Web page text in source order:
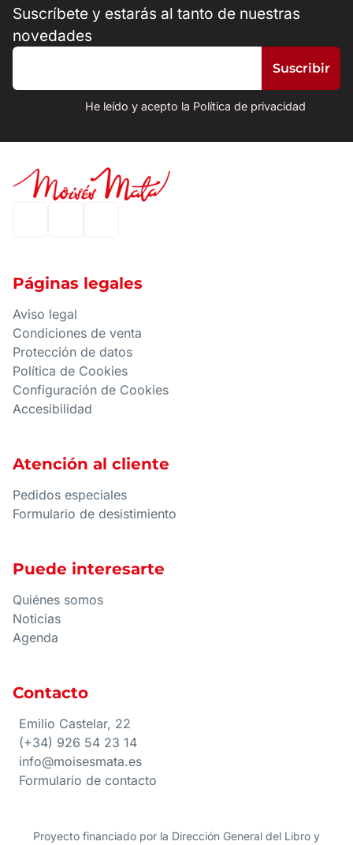
Suscríbete y estarás al tanto de nuestras
novedades
He leído y acepto la Política de privacidad
Páginas legales
Aviso legal
Condiciones de venta
Protección de datos
Política de Cookies
Configuración de Cookies
Accesibilidad
Atención al cliente
Pedidos especiales
Formulario de desistimiento
Puede interesarte
Quiénes somos
Noticias
Agenda
Contacto
Emilio Castelar, 22
(+34) 926 54 23 14
info@moisesmata.es
Formulario de contacto
Proyecto financiado por la Dirección General del Libro y